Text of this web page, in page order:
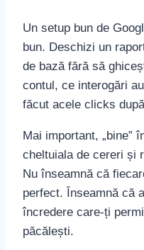
Un setup bun de
bun. Deschizi un
de bază fără să
contul, ce interogări
făcut acele clicks
Mai important, „bine”
cheltuiala de cereri și
Nu înseamnă că
perfect. Înseamnă că
încredere care-ți
păcălești.